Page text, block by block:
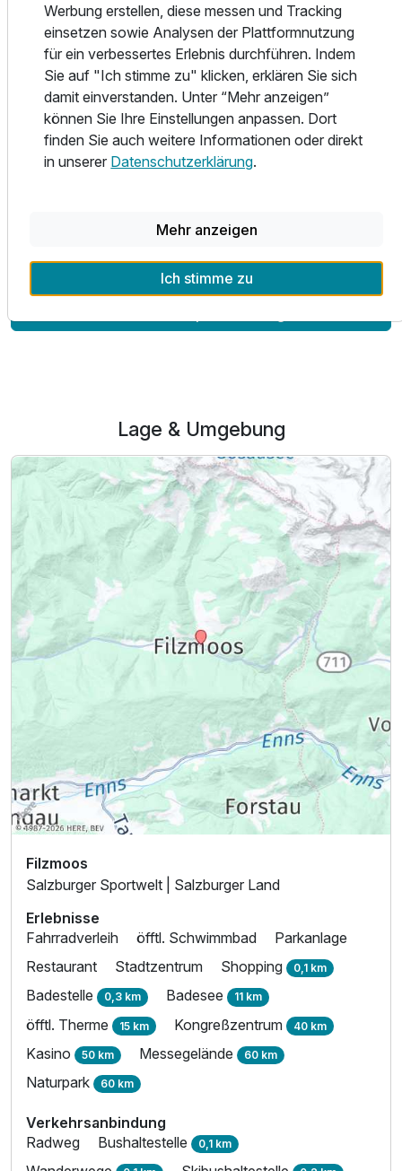
Ausstattung
p.P. ab
Auch im Sommer bieten wir zahlreiche Aktivitäten:
Erkunden Sie die wunderschöne Umgebung mit dem E-
Bike oder zu Fuß auf unseren vielfältigen Wanderwegen.
Die Sommergondeln bringen Sie zu den schönsten
Aussichtspunkten. Für unsere kleinen Gäste gibt es
spezielle Kinderwanderungen, Spielplätze und einen
Kinderspielraum im Haus. Unsere ausgezeichnete Küche
und attraktive Pauschalangebote runden Ihren Aufenthalt
ab einem Aufenthalt von 2 Nächten bietet.
Lage & Umgebung
Filzmoos
Salzburger Sportwelt | Salzburger Land
Erlebnisse
Fahrradverleih
öfftl. Schwimmbad
Parkanlage
Restaurant
Stadtzentrum Shopping 0,1 km
Badestelle 0,3 km Badesee 11 km
öfftl. Therme 15 km Kongreßzentrum 40 km
Kasino 50 km Messegelände 60 km
Naturpark 60 km
Verkehrsanbindung
Radweg
Bushaltestelle 0,1 km
Werbung erstellen, diese messen und Tracking
einsetzen sowie Analysen der Plattformnutzung
für ein verbessertes Erlebnis durchführen. Indem
Sie auf "Ich stimme zu" klicken, erklären Sie sich
damit einverstanden. Unter “Mehr anzeigen”
können Sie Ihre Einstellungen anpassen. Dort
finden Sie auch weitere Informationen oder direkt
in unserer Datenschutzerklärung.
Mehr anzeigen
Ich stimme zu